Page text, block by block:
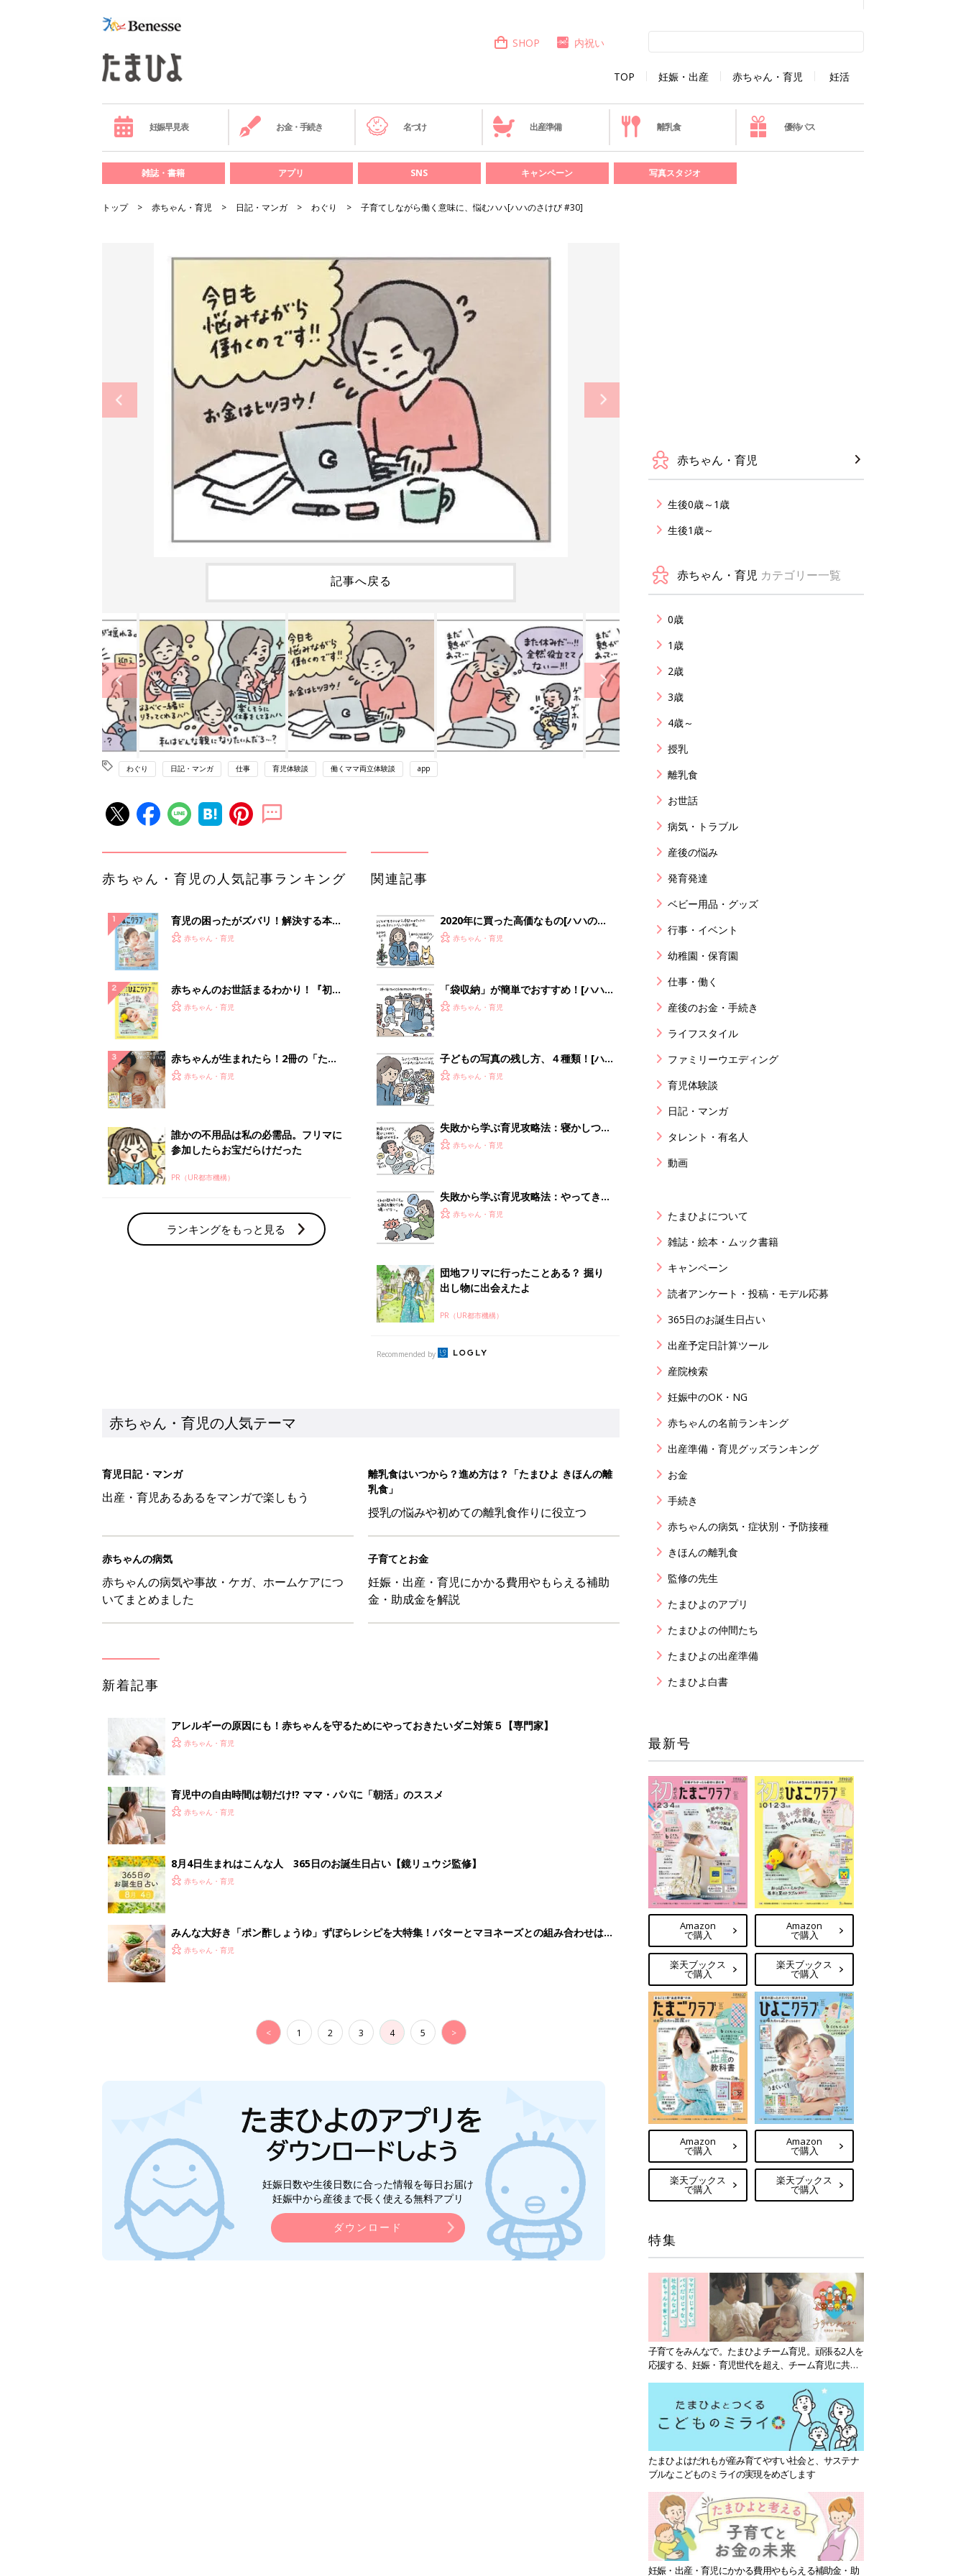
TOP 妊娠・出産 赤ちゃん・育児 妊活
SHOP 内祝い
妊娠早見表 お金・手続き 名づけ 出産準備 離乳食 優待パス
雑誌・書籍 アプリ SNS キャンペーン 写真スタジオ
トップ 赤ちゃん・育児 日記・マンガ わぐり 子育てしながら働く意味に、悩むハハ[ハハのさけび #30]
記事へ戻る
わぐり 日記・マンガ 仕事 育児体験談 働くママ両立体験談 app
赤ちゃん・育児の人気記事ランキング
育児の困ったがズバリ！解決する本
『ひよこクラブ 夏号』 4カ月～2才
赤ちゃん・育児
赤ちゃんのお世話まるわかり！『初め
てのひよこクラブ 夏号』〈巻頭大特
赤ちゃん・育児
赤ちゃんが生まれたら！2冊の「たま
ひよ」
赤ちゃん・育児
誰かの不用品は私の必需品。フリマに
参加したらお宝だらけだった
PR（UR都市機構）
ランキングをもっと見る
関連記事
2020年に買った高価なもの[ハハのさ
けび #81]
赤ちゃん・育児
「袋収納」が簡単でおすすめ！[ハハ
のさけび #82]
赤ちゃん・育児
子どもの写真の残し方、４種類！[ハ
ハのさけび #83]
赤ちゃん・育児
失敗から学ぶ育児攻略法：寝かしつけ
の極意[ハハのさけび #79]
赤ちゃん・育児
失敗から学ぶ育児攻略法：やってきた
イヤイヤ期[ハハのさけび #80]
赤ちゃん・育児
団地フリマに行ったことある？ 掘り
出し物に出会えたよ
PR（UR都市機構）
Recommended by
赤ちゃん・育児の人気テーマ
育児日記・マンガ
出産・育児あるあるをマンガで楽しもう
離乳食はいつから？進め方は？「たまひよ きほんの離
乳食」
授乳の悩みや初めての離乳食作りに役立つ
赤ちゃんの病気
赤ちゃんの病気や事故・ケガ、ホームケアにつ
いてまとめました
子育てとお金
妊娠・出産・育児にかかる費用やもらえる補助
金・助成金を解説
新着記事
アレルギーの原因にも！赤ちゃんを守るためにやっておきたいダニ対策５【専門家】
赤ちゃん・育児
育児中の自由時間は朝だけ!? ママ・パパに「朝活」のススメ
赤ちゃん・育児
8月4日生まれはこんな人 365日のお誕生日占い【鏡リュウジ監修】
赤ちゃん・育児
みんな大好き「ポン酢しょうゆ」ずぼらレシピを大特集！バターとマヨネーズとの組み合わせは栄
養学的にも最高⁉
赤ちゃん・育児
< 1 2 3 4 5 >
妊娠日数や生後日数に合った情報を毎日お届け
妊娠中から産後まで長く使える無料アプリ
ダウンロード
赤ちゃん・育児
生後0歳～1歳
生後1歳～
赤ちゃん・育児 カテゴリー一覧
0歳
1歳
2歳
3歳
4歳～
授乳
離乳食
お世話
病気・トラブル
産後の悩み
発育発達
ベビー用品・グッズ
行事・イベント
幼稚園・保育園
仕事・働く
産後のお金・手続き
ライフスタイル
ファミリーウエディング
育児体験談
日記・マンガ
タレント・有名人
動画
たまひよについて
雑誌・絵本・ムック書籍
キャンペーン
読者アンケート・投稿・モデル応募
365日のお誕生日占い
出産予定日計算ツール
産院検索
妊娠中のOK・NG
赤ちゃんの名前ランキング
出産準備・育児グッズランキング
お金
手続き
赤ちゃんの病気・症状別・予防接種
きほんの離乳食
監修の先生
たまひよのアプリ
たまひよの仲間たち
たまひよの出産準備
たまひよ白書
最新号
Amazon
で購入
楽天ブックス
で購入
Amazon
で購入
楽天ブックス
で購入
Amazon
で購入
楽天ブックス
で購入
Amazon
で購入
楽天ブックス
で購入
特集
子育てをみんなで。たまひよチーム育児。頑張る2人を
応援する、妊娠・育児世代を超え、チーム育児に共感
たまひよはだれもが産み育てやすい社会と、サステナ
ブルなこどものミライの実現をめざします
妊娠・出産・育児にかかる費用やもらえる補助金・助